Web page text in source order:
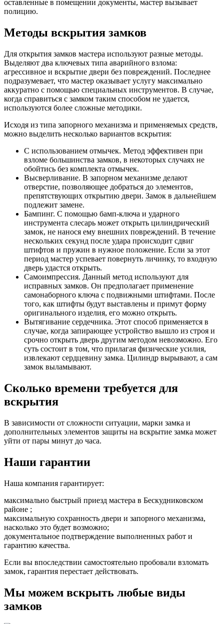
оставленные в помещении документы, мастер вызывает
полицию.
Методы вскрытия замков
Для открытия замков мастера используют разные методы.
Выделяют два ключевых типа аварийного взлома:
агрессивное и вскрытие двери без повреждений. Последнее
подразумевает, что мастер оказывает услугу максимально
аккуратно с помощью специальных инструментов. В случае,
когда справиться с замком таким способом не удается,
используются более сложные методики.
Исходя из типа запорного механизма и применяемых средств,
можно выделить несколько вариантов вскрытия:
С использованием отмычек. Метод эффективен при
взломе большинства замков, в некоторых случаях не
обойтись без комплекта отмычек.
Высверливание. В запорном механизме делают
отверстие, позволяющее добраться до элементов,
препятствующих открытию двери. Замок в дальнейшем
подлежит замене.
Бампинг. С помощью бамп-ключа и ударного
инструмента слесарь может открыть цилиндрический
замок, не нанося ему внешних повреждений. В течение
нескольких секунд после удара происходит сдвиг
штифтов и пружин в нужное положение. Если за этот
период мастер успевает повернуть личинку, то входную
дверь удастся открыть.
Самоимпрессия. Данный метод используют для
исправных замков. Он предполагает применение
самонаборного ключа с подвижными штифтами. После
того, как штифты будут выставлены и примут форму
оригинального изделия, его можно открыть.
Вытягивание сердечника. Этот способ применяется в
случае, когда запирающее устройство вышло из строя и
срочно открыть дверь другим методом невозможно. Его
суть состоит в том, что прилагая физические усилия,
извлекают сердцевину замка. Цилиндр вырывают, а сам
замок выламывают.
Сколько времени требуется для
вскрытия
В зависимости от сложности ситуации, марки замка и
дополнительных элементов защиты на вскрытие замка может
уйти от пары минут до часа.
Наши гарантии
Наша компания гарантирует:
максимально быстрый приезд мастера в Бескудниковском
районе ;
максимальную сохранность двери и запорного механизма,
насколько это будет возможно;
документальное подтверждение выполненных работ и
гарантию качества.
Если вы впоследствии самостоятельно пробовали взломать
замок, гарантия перестает действовать.
Мы можем вскрыть любые виды
замков